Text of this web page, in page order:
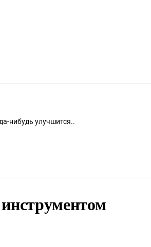
уже вряд ли хоть что-то когда-нибудь улучшится..